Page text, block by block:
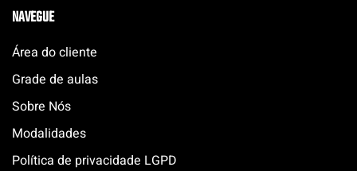
NAVEGUE
Área do cliente
Grade de aulas
Sobre Nós
Modalidades
Política de privacidade LGPD